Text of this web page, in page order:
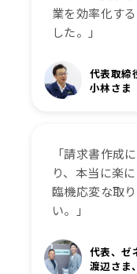
業を効率化す
した。」
代表取締
小林さま
「請求書作成
り、本当に楽
臨機応変な取
い。」
代表、ゼ
渡辺さま